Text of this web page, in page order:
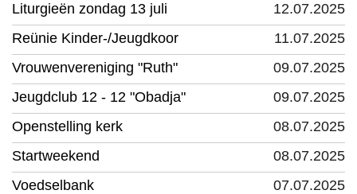
12.07.2025
Liturgieën zondag 13 juli
11.07.2025
Reünie Kinder-/Jeugdkoor
09.07.2025
Vrouwenvereniging "Ruth"
09.07.2025
Jeugdclub 12 - 12 "Obadja"
08.07.2025
Openstelling kerk
08.07.2025
Startweekend
07.07.2025
Voedselbank